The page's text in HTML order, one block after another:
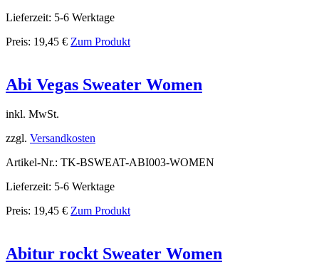
Lieferzeit: 5-6 Werktage
Preis: 19,45 € Zum Produkt
Abi Vegas Sweater Women
inkl. MwSt.
zzgl. Versandkosten
Artikel-Nr.: TK-BSWEAT-ABI003-WOMEN
Lieferzeit: 5-6 Werktage
Preis: 19,45 € Zum Produkt
Abitur rockt Sweater Women